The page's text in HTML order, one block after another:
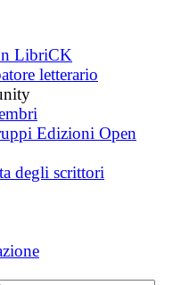
LibriCK
letterario
Edizioni Open
degli scrittori